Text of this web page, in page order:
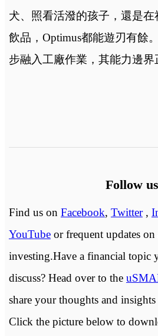
犬、照看活潑的孩子，還是
飲品，Optimus都能遊刃有餘
步融入工廠作業，其能力邊界
Follow us
Find us on Facebook, Twitter,
YouTubeor frequent updates
investing.Have a financial topic
discuss? Head over to the
share your thoughts and
Click the picture below to